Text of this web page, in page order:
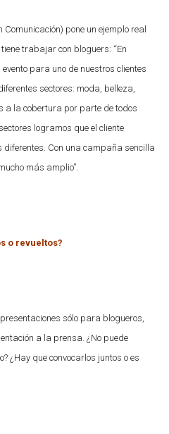
pone un ejemplo real
trabajar con bloguers: “En
para uno de nuestros clientes
sectores: moda, belleza,
a la cobertura por parte de todos
logramos que el cliente
Con una campaña sencilla
más amplio”.
o revueltos?
sólo para blogueros,
a la prensa. ¿No puede
¿Hay que convocarlos juntos o es